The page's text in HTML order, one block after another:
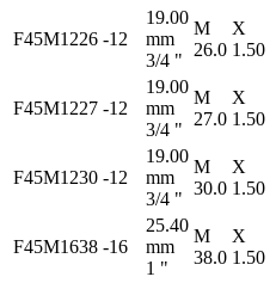
F45M1226 -12
19.00
mm
3/4 "
M
26.0
X
1.50
F45M1227 -12
19.00
mm
3/4 "
M
27.0
X
1.50
F45M1230 -12
19.00
mm
3/4 "
M
30.0
X
1.50
F45M1638 -16
25.40
mm
1 "
M
38.0
X
1.50